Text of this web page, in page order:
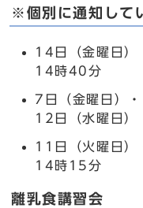
※個別に通知して
14日（金曜日
14時40分
7日（金曜日）
12日（水曜日
11日（火曜日
14時15分
離乳食講習会